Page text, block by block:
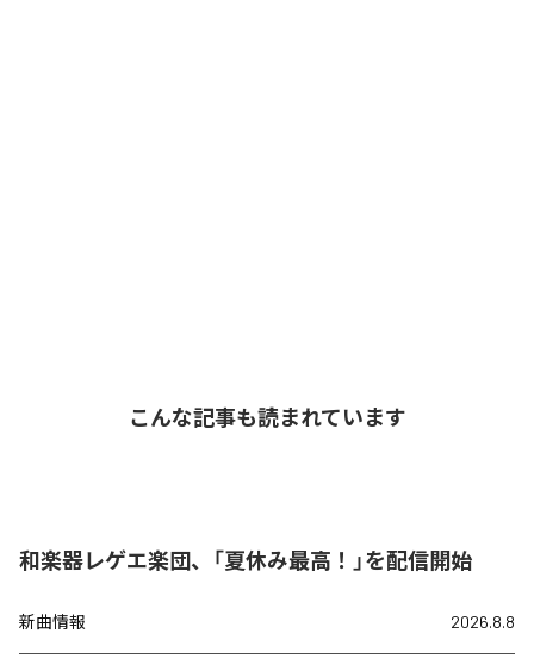
こんな記事も読まれています
和楽器レゲエ楽団、「夏休み最高！」を配信開始
新曲情報 2026.8.8